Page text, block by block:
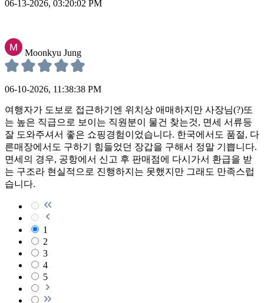
06-13-2026, 03:20:02 PM
Moonkyu Jung
06-10-2026, 11:38:38 PM
여행자가 도보로 접근하기엔 위치상 애매하지만 사장님(?)또
는 높은 직급으로 보이는 직원분이 물건 찾는것, 면세 서류등
잘 도와주셔서 좋은 쇼핑경험이었습니다. 한국에서도 품절, 다
른매장에서도 구하기 힘들었던 장갑을 구해서 정말 기쁩니다.
면세의 경우, 공항에서 신고 후 판매점에 다시가서 환급을 받
는 구조라 현실적으로 진행하지는 못했지만 그래도 만족스럽
습니다.
1
2
3
4
5